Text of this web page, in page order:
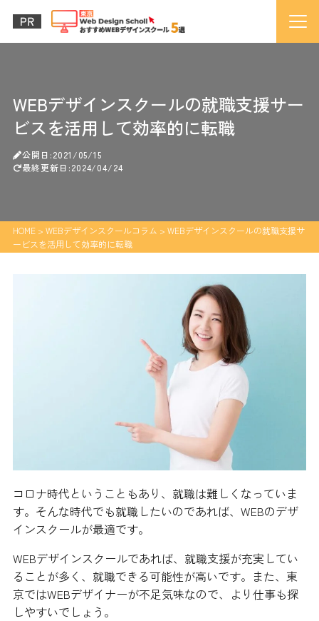
WEBデザインスクールの就職支援サー
ビスを活用して効率的に転職
公開日:2021/05/15
最終更新日:2024/04/24
HOME> WEBデザインスクールコラム > WEBデザインスクールの就職支援サ
ービスを活用して効率的に転職
コロナ時代ということもあり、就職は難しくなっていま
す。そんな時代でも就職したいのであれば、WEBのデザ
インスクールが最適です。
WEBデザインスクールであれば、就職支援が充実してい
ることが多く、就職できる可能性が高いです。また、東
京ではWEBデザイナーが不足気味なので、より仕事も探
しやすいでしょう。